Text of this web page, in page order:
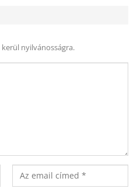
nyilvánosságra.